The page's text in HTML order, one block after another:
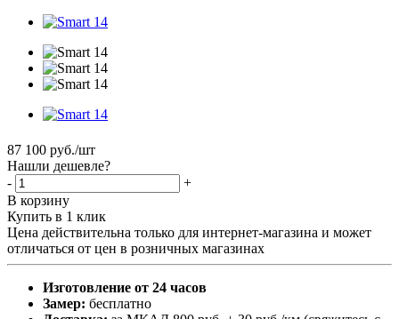
87 100 руб./шт
Нашли дешевле?
-
+
В корзину
Купить в 1 клик
Цена действительна только для интернет-магазина и может
отличаться от цен в розничных магазинах
Изготовление от 24 часов
Замер: бесплатно